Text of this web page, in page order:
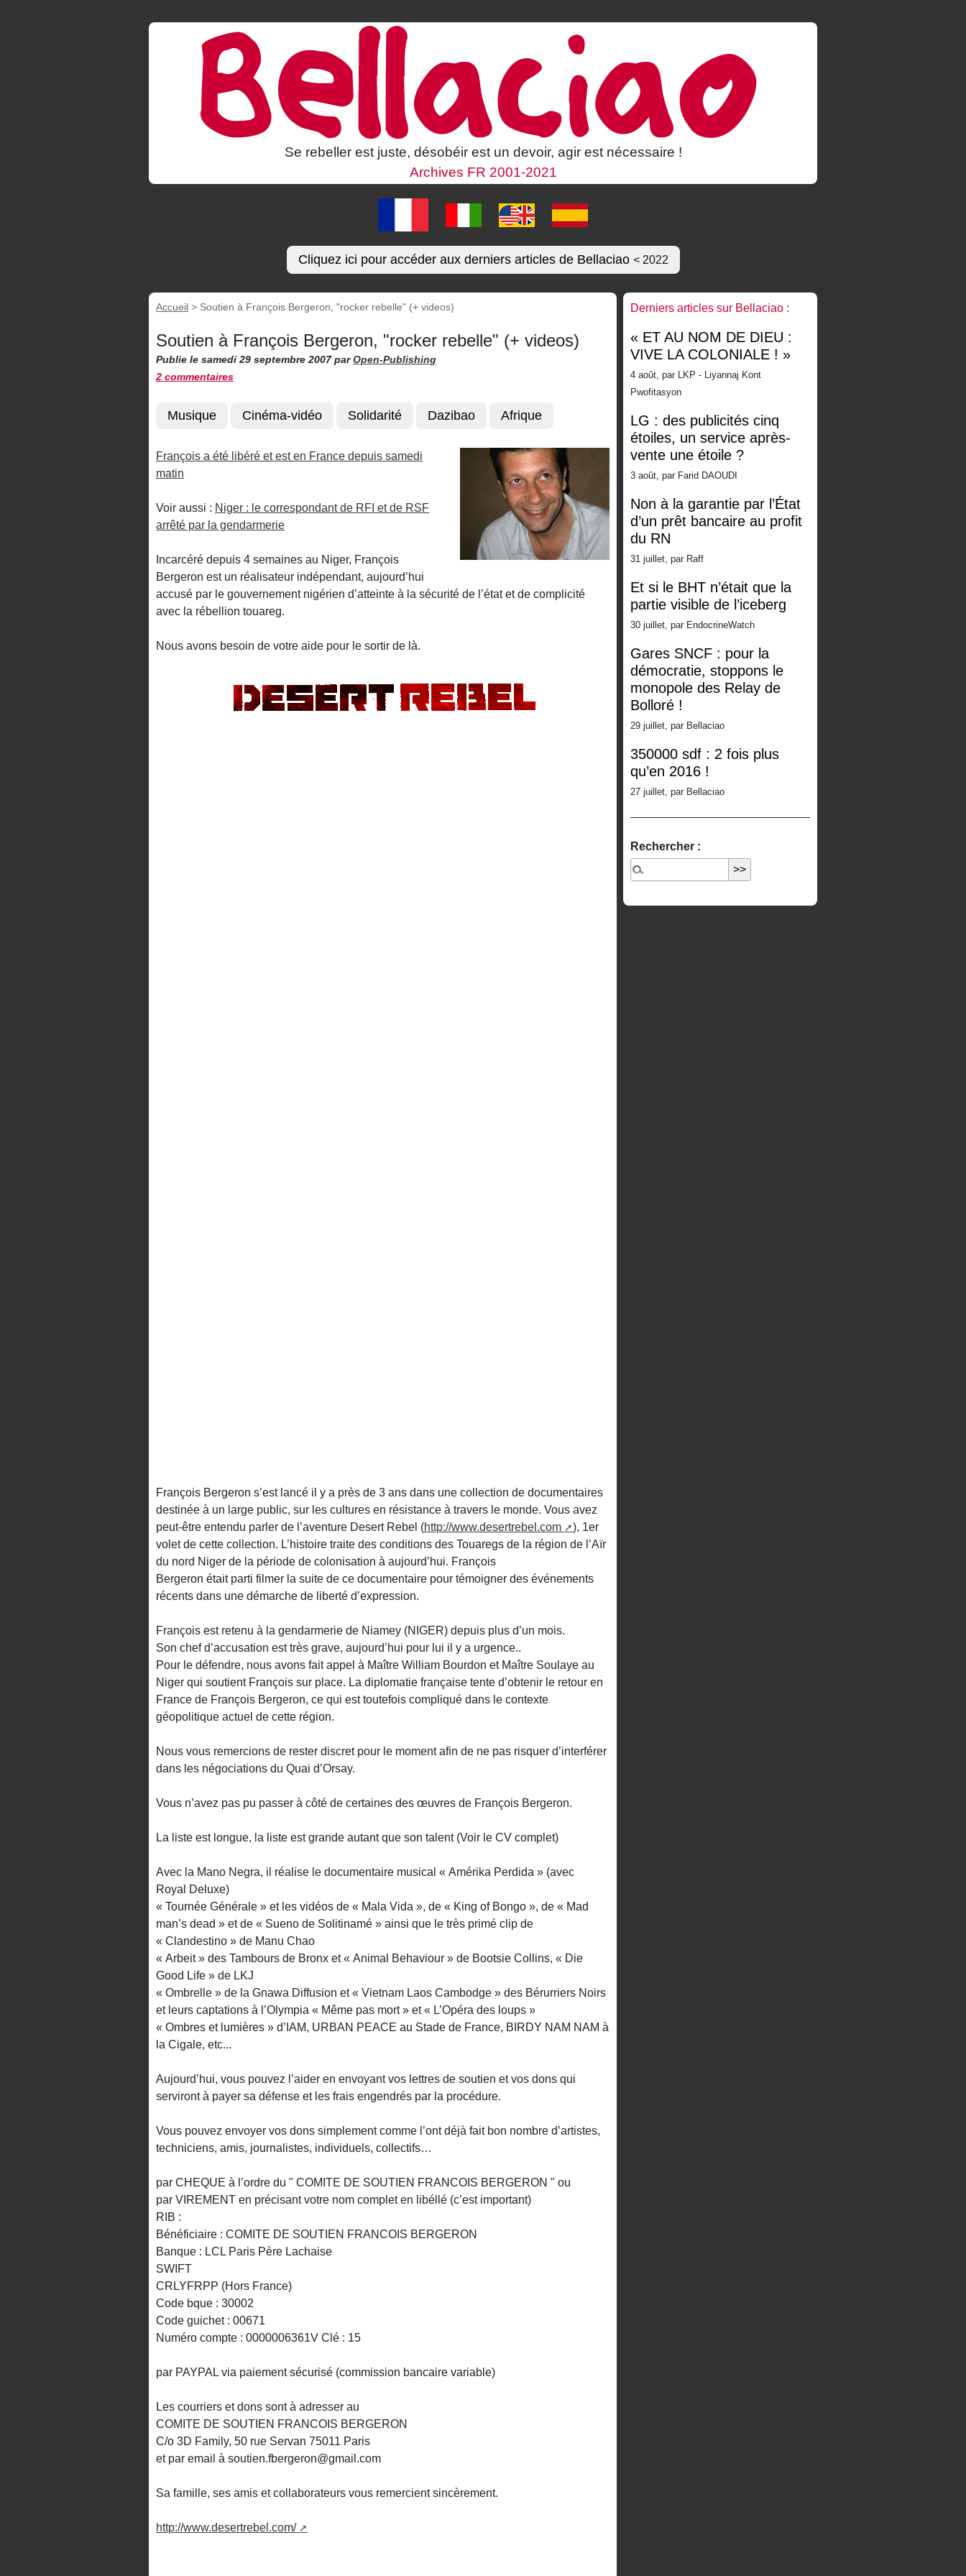
Se rebeller est juste, désobéir est un devoir, agir est nécessaire !
Archives FR 2001-2021
Cliquez ici pour accéder aux derniers articles de Bellaciao < 2022
Accueil > Soutien à François Bergeron, "rocker rebelle" (+ videos)
Soutien à François Bergeron, "rocker rebelle" (+ videos)
Publie le samedi 29 septembre 2007parOpen-Publishing
2 commentaires
Musique Cinéma-vidéo Solidarité Dazibao Afrique
François a été libéré et est en France depuis samedi
matin
Voir aussi : Niger : le correspondant de RFI et de RSF
arrêté par la gendarmerie
Incarcéré depuis 4 semaines au Niger, François
Bergeron est un réalisateur indépendant, aujourd’hui
accusé par le gouvernement nigérien d’atteinte à la sécurité de l’état et de complicité
avec la rébellion touareg.
Nous avons besoin de votre aide pour le sortir de là.
François Bergeron s’est lancé il y a près de 3 ans dans une collection de documentaires
destinée à un large public, sur les cultures en résistance à travers le monde. Vous avez
peut-être entendu parler de l’aventure Desert Rebel (http://www.desertrebel.com
), 1er
volet de cette collection. L’histoire traite des conditions des Touaregs de la région de l’Aïr
du nord Niger de la période de colonisation à aujourd’hui. François
Bergeron était parti filmer la suite de ce documentaire pour témoigner des événements
récents dans une démarche de liberté d’expression.
François est retenu à la gendarmerie de Niamey (NIGER) depuis plus d’un mois.
Son chef d’accusation est très grave, aujourd’hui pour lui il y a urgence..
Pour le défendre, nous avons fait appel à Maître William Bourdon et Maître Soulaye au
Niger qui soutient François sur place. La diplomatie française tente d’obtenir le retour en
France de François Bergeron, ce qui est toutefois compliqué dans le contexte
géopolitique actuel de cette région.
Nous vous remercions de rester discret pour le moment afin de ne pas risquer d’interférer
dans les négociations du Quai d’Orsay.
Vous n’avez pas pu passer à côté de certaines des œuvres de François Bergeron.
La liste est longue, la liste est grande autant que son talent (Voir le CV complet)
Avec la Mano Negra, il réalise le documentaire musical « Amérika Perdida » (avec
Royal Deluxe)
« Tournée Générale » et les vidéos de « Mala Vida », de « King of Bongo », de « Mad
man’s dead » et de « Sueno de Solitinamé » ainsi que le très primé clip de
« Clandestino » de Manu Chao
« Arbeit » des Tambours de Bronx et « Animal Behaviour » de Bootsie Collins, « Die
Good Life » de LKJ
« Ombrelle » de la Gnawa Diffusion et « Vietnam Laos Cambodge » des Bérurriers Noirs
et leurs captations à l’Olympia « Même pas mort » et « L’Opéra des loups »
« Ombres et lumières » d’IAM, URBAN PEACE au Stade de France, BIRDY NAM NAM à
la Cigale, etc...
Aujourd’hui, vous pouvez l’aider en envoyant vos lettres de soutien et vos dons qui
serviront à payer sa défense et les frais engendrés par la procédure.
Vous pouvez envoyer vos dons simplement comme l’ont déjà fait bon nombre d’artistes,
techniciens, amis, journalistes, individuels, collectifs…
par CHEQUE à l’ordre du " COMITE DE SOUTIEN FRANCOIS BERGERON " ou
par VIREMENT en précisant votre nom complet en libéllé (c’est important)
RIB :
Bénéficiaire : COMITE DE SOUTIEN FRANCOIS BERGERON
Banque : LCL Paris Père Lachaise
SWIFT
CRLYFRPP (Hors France)
Code bque : 30002
Code guichet : 00671
Numéro compte : 0000006361V Clé : 15
par PAYPAL via paiement sécurisé (commission bancaire variable)
Les courriers et dons sont à adresser au
COMITE DE SOUTIEN FRANCOIS BERGERON
C/o 3D Family, 50 rue Servan 75011 Paris
et par email à soutien.fbergeron@gmail.com
Sa famille, ses amis et collaborateurs vous remercient sincèrement.
http://www.desertrebel.com/
Derniers articles sur Bellaciao :
« ET AU NOM DE DIEU :
VIVE LA COLONIALE ! »
4 août, par LKP - Liyannaj Kont
Pwofitasyon
LG : des publicités cinq
étoiles, un service après-
vente une étoile ?
3 août, par Farid DAOUDI
Non à la garantie par l’État
d’un prêt bancaire au profit
du RN
31 juillet, par Raff
Et si le BHT n’était que la
partie visible de l’iceberg
30 juillet, par EndocrineWatch
Gares SNCF : pour la
démocratie, stoppons le
monopole des Relay de
Bolloré !
29 juillet, par Bellaciao
350000 sdf : 2 fois plus
qu’en 2016 !
27 juillet, par Bellaciao
Rechercher :